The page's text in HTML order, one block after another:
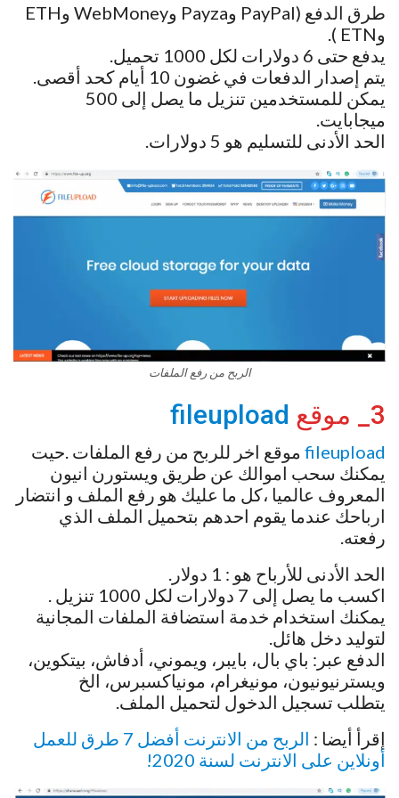
طرق الدفع (PayPal وPayza وWebMoney وETH
وETN ).
يدفع حتى 6 دولارات لكل 1000 تحميل.
يتم إصدار الدفعات في غضون 10 أيام كحد أقصى.
يمكن للمستخدمين تنزيل ما يصل إلى 500
ميجابايت.
الحد الأدنى للتسليم هو 5 دولارات.
الربح من رفع الملفات
3_ موقع fileupload
fileupload موقع اخر للربح من رفع الملفات .حيت
يمكنك سحب اموالك عن طريق ويستورن انيون
المعروف عالميا ،كل ما عليك هو رفع الملف و انتضار
ارباحك عندما يقوم احدهم بتحميل الملف الذي
رفعته.
الحد الأدنى للأرباح هو : 1 دولار.
اكسب ما يصل إلى 7 دولارات لكل 1000 تنزيل .
يمكنك استخدام خدمة استضافة الملفات المجانية
لتوليد دخل هائل.
الدفع عبر: باي بال، بايبر، ويموني، أدفاش، بيتكوين،
ويسترنيونيون، مونيغرام، مونياكسبرس، الخ
يتطلب تسجيل الدخول لتحميل الملف.
إقرأ أيضا :
الربح من الانترنت أفضل 7 طرق للعمل
أونلاين على الانترنت لسنة 2020!